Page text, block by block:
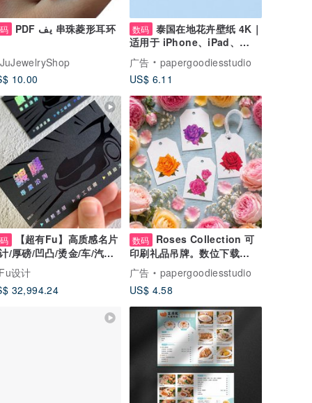
PDF يف 串珠菱形耳环
10.00
数码 泰国在地花卉壁纸 4K｜
适用于 iPhone、iPad、
Android 手机与平板
广告
papergoodiesstudio
US$ 6.11
【超有Fu】高质感名片
/厚磅/凹凸/烫金/车/汽车
/拖吊车
设计
32,994.24
数码
Roses Collection 可
印刷礼品吊牌。数位下载
(PDF/JPG/PNG)
广告
papergoodiesstudio
US$ 4.58